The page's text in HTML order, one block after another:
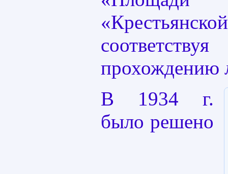
прохождению
В 1934 г.
было решено